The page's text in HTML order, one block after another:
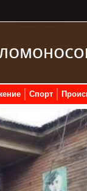
Спорт